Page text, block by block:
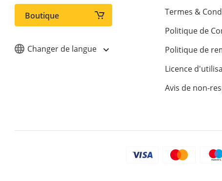
Boutique
Changer de langue
Termes &
Politique de
Politique de
Licence
Avis de non-